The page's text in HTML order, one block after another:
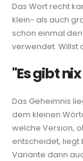
Das Wort recht
klein- als auch
schon einmal
verwendet. Willst
"Es gibt
Das Geheimnis
dem kleinen
welche Version,
entscheidet, liegt
Variante dann